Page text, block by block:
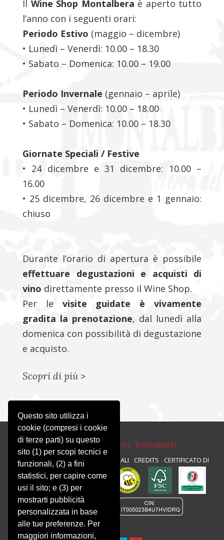
Questo sito utilizza i
cookie (compresi i cookie
di terze parti) su questo
sito (1) per scopi tecnici e
funzionali, (2) a fini
statistici, per capire come
usi il sito; e (3) per
mostrarti pubblicità
personalizzata in base
alle tue preferenze. Per
maggiori informazioni,
Il Wine Shop Montalbera è aperto tutto
l’anno con i seguenti orari:
Periodo Estivo (maggio – dicembre)
• Lunedì – Venerdì: 10.00 – 18.30
• Sabato – Domenica: 10.00 – 19.00
Periodo Invernale (gennaio – aprile)
• Lunedì – Venerdì: 10.00 – 18.00
• Sabato – Domenica: 10.00 – 18.30
Giornate Speciali / Festive
• 24 dicembre e 31 dicembre: 10.00 –
16.00
• 25 dicembre, 26 dicembre e 1 gennaio:
chiuso
Durante l’orario di apertura è possibile
effettuare degustazioni e acquisti di
vino direttamente presso il Wine Shop.
Per le visite guidate è vivamente
gradita la prenotazione, dal lunedì alla
domenica con possibilità di degustazione
e acquisto.
Scopri di più >
PRIVACY E COOKIE POLICY
DOCUMENTI
PRIVACY NEWSLETTER NOTE LEGALI CREDITS CERTIFICATO DI
CONFORMITÀ :